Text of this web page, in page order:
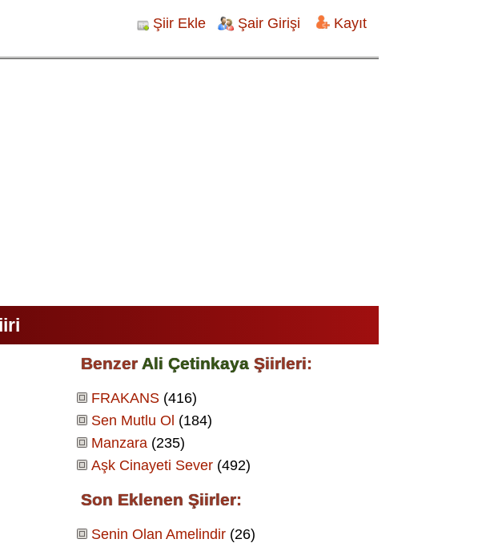
Şiir Ekle Şair Girişi Kayıt
BenzerAli Çetinkaya Şiirleri:
FRAKANS (416)
Sen Mutlu Ol (184)
Manzara (235)
Aşk Cinayeti Sever (492)
Son Eklenen Şiirler:
Senin Olan Amelindir (26)